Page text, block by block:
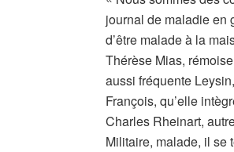
journal de maladie en
d’être malade à la
Thérèse Mias,
aussi fréquente
François, qu’elle
Charles Rheinart,
Militaire, malade, il se